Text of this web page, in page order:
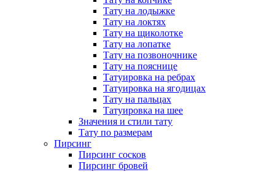
Тату на лодыжке
Тату на локтях
Тату на щиколотке
Тату на лопатке
Тату на позвоночнике
Тату на пояснице
Татуировка на ребрах
Татуировка на ягодицах
Тату на пальцах
Татуировка на шее
Значения и стили тату
Тату по размерам
Пирсинг
Пирсинг сосков
Пирсинг бровей